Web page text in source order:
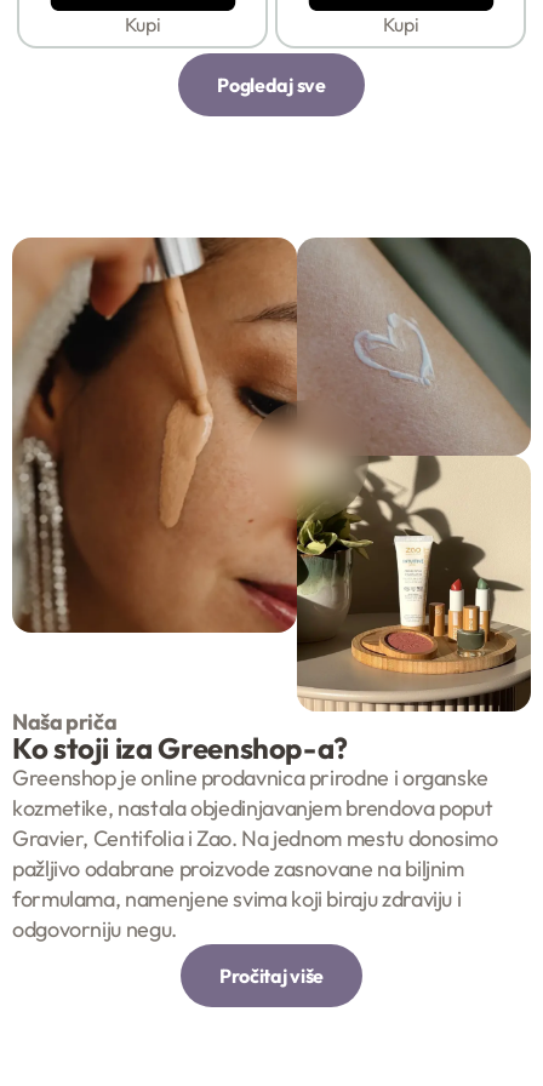
Kupi Kupi
Pogledaj sve
Naša priča
Ko stoji iza Greenshop-a?
Greenshop je online prodavnica prirodne i organske
kozmetike, nastala objedinjavanjem brendova poput
Gravier, Centifolia i Zao. Na jednom mestu donosimo
pažljivo odabrane proizvode zasnovane na biljnim
formulama, namenjene svima koji biraju zdraviju i
odgovorniju negu.
Pročitaj više